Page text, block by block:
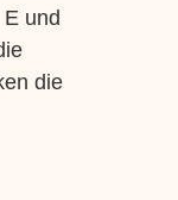
und
die